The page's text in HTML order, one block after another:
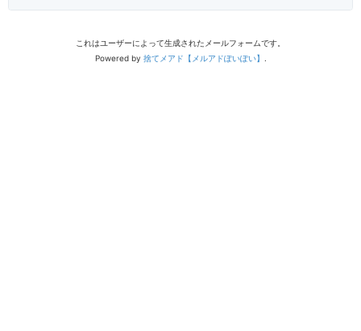
これはユーザーによって生成されたメールフォームです。
Powered by 捨てメアド【メルアドぽいぽい】